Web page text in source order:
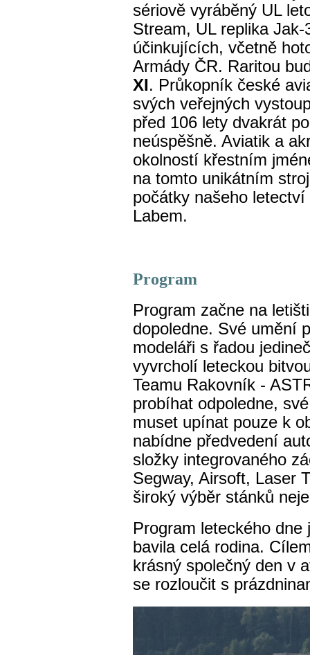
sériově vyráběný UL
Stream, UL replika
účinkujících, včetně
Armády ČR. Raritou
XI. Průkopník české
svých veřejných
před 106 lety dvakrát
neúspěšně. Aviatik a
okolností křestním
na tomto unikátním
počátky našeho
Labem.
Program
Program začne na
dopoledne. Své umění
modeláři s řadou
vyvrcholí leteckou
Teamu Rakovník -
probíhat odpoledne, s
muset upínat pouze k
nabídne předvedení
složky integrovaného
Segway, Airsoft, Laser
široký výběr stánků
Program leteckého
bavila celá rodina.
krásný společný den v
se rozloučit s